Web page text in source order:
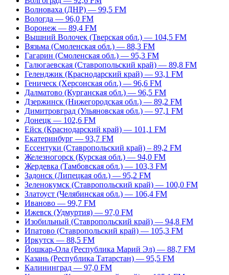
Волноваха (ДНР) — 99,5 FM
Вологда — 96,0 FM
Воронеж — 89,4 FM
Вышний Волочек (Тверская обл.) — 104,5 FM
Вязьма (Смоленская обл.) — 88,3 FM
Гагарин (Смоленская обл.) — 95,3 FM
Галюгаевская (Ставропольский край) — 89,8 FM
Геленджик (Краснодарский край) — 93,1 FM
Геническ (Херсонская обл.) — 96,6 FM
Далматово (Курганская обл.) — 96,5 FM
Дзержинск (Нижегородская обл.) — 89,2 FM
Димитровград (Ульяновская обл.) — 97,1 FM
Донецк — 102,6 FM
Ейск (Краснодарский край) — 101,1 FM
Екатеринбург — 93,7 FM
Ессентуки (Ставропольский край) – 89,2 FM
Железногорск (Курская обл.) — 94,0 FM
Жердевка (Тамбовская обл.) — 103,3 FM
Задонск (Липецкая обл.) — 95,2 FM
Зеленокумск (Ставропольский край) — 100,0 FM
Златоуст (Челябинская обл.) — 106,4 FM
Иваново — 99,7 FM
Ижевск (Удмуртия) — 97,0 FM
Изобильный (Ставропольский край) — 94,8 FM
Ипатово (Ставропольский край) — 105,3 FM
Иркутск — 88,5 FM
Йошкар-Ола (Республика Марий Эл) — 88,7 FM
Казань (Республика Татарстан) — 95,5 FM
Калининград — 97,0 FM